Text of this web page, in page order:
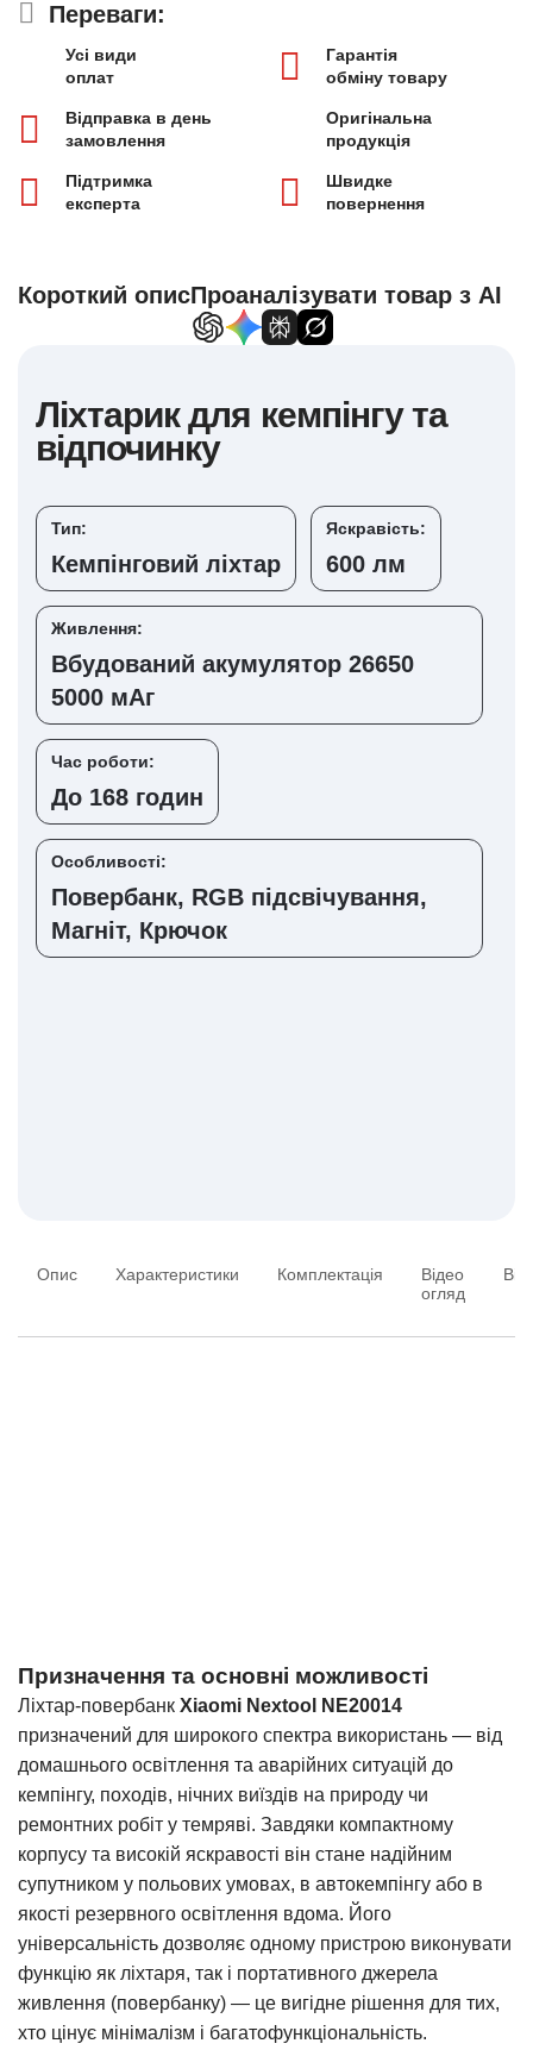
Переваги:
Усі види
оплат
Гарантія
обміну товару
Відправка в день
замовлення
Оригінальна
продукція
Підтримка
експерта
Швидке
повернення
Короткий описПроаналізувати товар з AI
Ліхтарик для кемпінгу та
відпочинку
Тип:
Кемпінговий ліхтар
Яскравість:
600 лм
Живлення:
Вбудований акумулятор 26650
5000 мАг
Час роботи:
До 168 годин
Особливості:
Повербанк, RGB підсвічування,
Магніт, Крючок
Опис Характеристики Комплектація
Відео
огляд
Призначення та основні можливості
Ліхтар-повербанк Xiaomi Nextool NE20014
призначений для широкого спектра використань — від
домашнього освітлення та аварійних ситуацій до
кемпінгу, походів, нічних виїздів на природу чи
ремонтних робіт у темряві. Завдяки компактному
корпусу та високій яскравості він стане надійним
супутником у польових умовах, в автокемпінгу або в
якості резервного освітлення вдома. Його
універсальність дозволяє одному пристрою виконувати
функцію як ліхтаря, так і портативного джерела
живлення (повербанку) — це вигідне рішення для тих,
хто цінує мінімалізм і багатофункціональність.